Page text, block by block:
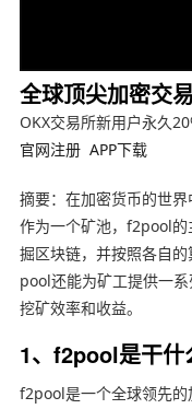
全球顶尖加密交
OKX交易所新用户永久
官网注册 APP下载
摘要：在加密货币的世
作为一个矿池，f2pool
掘区块链，并按照各自
pool还能为矿工提供一
挖矿效率和收益。
1、f2pool是干什
f2pool是一个全球领先